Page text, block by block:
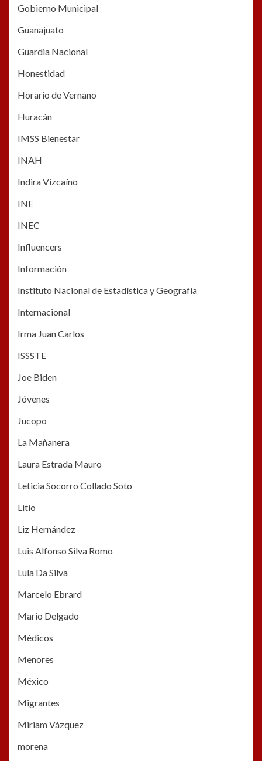
Gobierno Municipal
Guanajuato
Guardia Nacional
Honestidad
Horario de Vernano
Huracán
IMSS Bienestar
INAH
Indira Vizcaíno
INE
INEC
Influencers
Información
Instituto Nacional de Estadística y Geografía
Internacional
Irma Juan Carlos
ISSSTE
Joe Biden
Jóvenes
Jucopo
La Mañanera
Laura Estrada Mauro
Leticia Socorro Collado Soto
Litio
Liz Hernández
Luis Alfonso Silva Romo
Lula Da Silva
Marcelo Ebrard
Mario Delgado
Médicos
Menores
México
Migrantes
Miriam Vázquez
morena